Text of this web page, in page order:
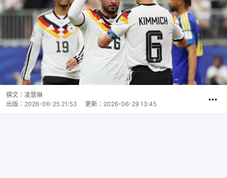
撰文： 凌慧琳
出版： 2026-06-25 21:53 更新： 2026-06-29 13:45